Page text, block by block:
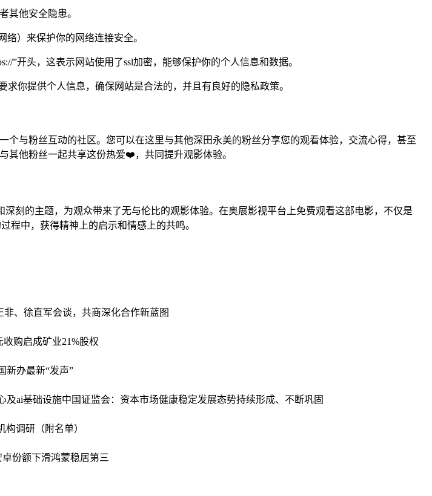
其他安全隐患。
）来保护你的网络连接安全。
”开头，这表示网站使用了ssl加密，能够保护你的个人信息和数据。
你提供个人信息，确保网站是合法的，并且有良好的隐私政策。
与粉丝互动的社区。您可以在这里与其他深田永美的粉丝分享您的观看体验，交流心得，甚至
其他粉丝一起共享这份热爱❤️，共同提升观影体验。
刻的主题，为观众带来了无与伦比的观影体验。在奥展影视平台上免费观看这部电影，不仅是
程中，获得精神上的启示和情感上的共鸣。
非、徐直军会谈，共商深化合作新蓝图
收购启成矿业21%股权
新办最新“发声”
及ai基础设施中国证监会：资本市场健康稳定发展态势持续形成、不断巩固
构调研（附名单）
份额下滑鸿蒙稳居第三